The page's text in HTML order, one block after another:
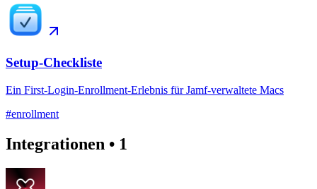
Setup-Checkliste
Ein First-Login-Enrollment-Erlebnis für Jamf-verwaltete Macs
#enrollment
Integrationen • 1